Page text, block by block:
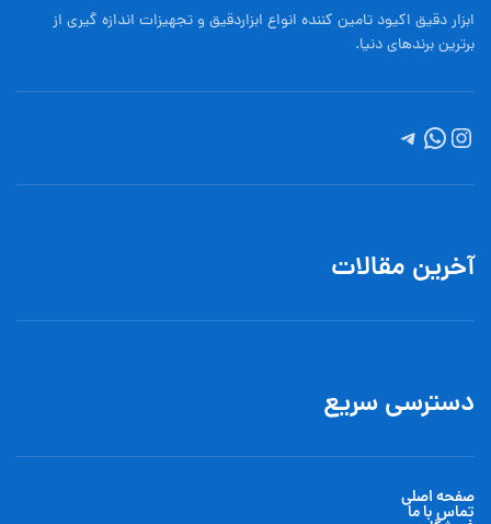
ابزار دقیق اکیود تامین کننده انواع ابزاردقيق و تجهيزات اندازه گیری از
برترین برندهای دنیا.
آخرین مقالات
دسترسی سریع
صفحه اصلی
تماس با ما